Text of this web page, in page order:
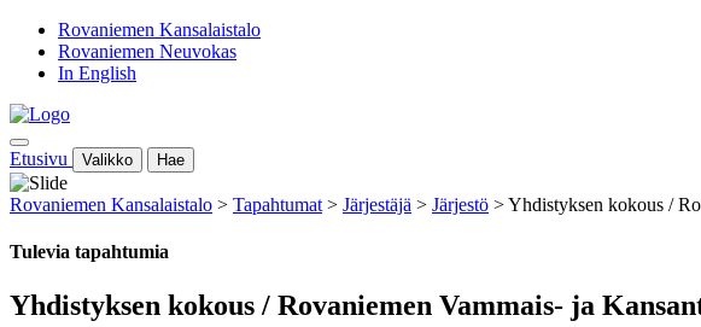
Rovaniemen Kansalaistalo
Rovaniemen Neuvokas
In English
Etusivu Valikko Hae
Rovaniemen Kansalaistalo > Tapahtumat > Järjestäjä > Järjestö >Yhdistyksen kokous /
Tulevia tapahtumia
Yhdistyksen kokous / Rovaniemen Vammais- ja